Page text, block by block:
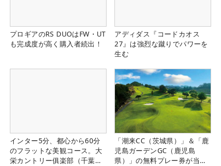
プロギアのRS DUOはFW・UT
も完成度が高く購入者続出！
アディダス『コードカオス
27』は強烈な蹴りでパワーを
生む
インター5分、都心から60分
のフラットな美観コース。大
栄カントリー俱楽部（千葉
「潮来CC（茨城県）」＆「鹿
児島ガーデンGC（鹿児島
県）」の無料プレー券が当た